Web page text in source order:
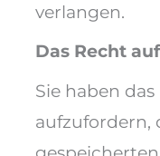
verlangen.
Das Recht
Sie haben
aufzufordern,